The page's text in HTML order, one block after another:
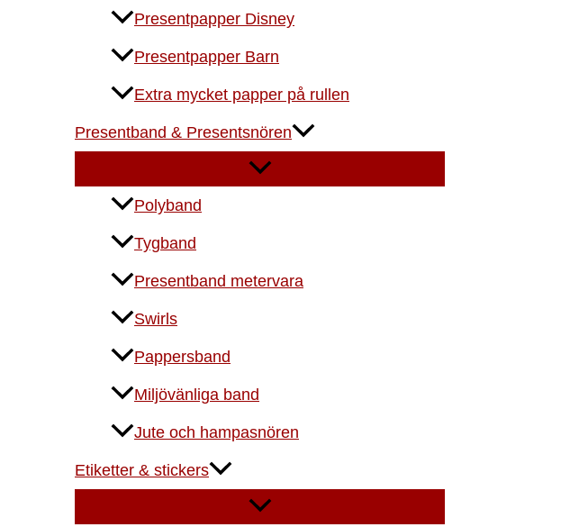
Presentpapper Disney
Presentpapper Barn
Extra mycket papper på rullen
Presentband & Presentsnören
Polyband
Tygband
Presentband metervara
Swirls
Pappersband
Miljövänliga band
Jute och hampasnören
Etiketter & stickers